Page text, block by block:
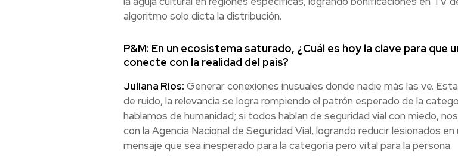
algoritmo solo dicta la distribución.
P&M: En un ecosistema saturado, ¿Cuál es hoy la clave para que
conecte con la realidad del país?
Juliana Rios: Generar conexiones inusuales donde nadie más las ve.
de ruido, la relevancia se logra rompiendo el patrón esperado de la
hablamos de humanidad; si todos hablan de seguridad vial con miedo,
con la Agencia Nacional de Seguridad Vial, logrando reducir lesionados
mensaje que sea inesperado para la categoría pero vital para la persona.